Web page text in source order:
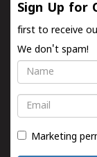
Sign Up for
first to receive
We don't spam!
Name
Email
Marketing